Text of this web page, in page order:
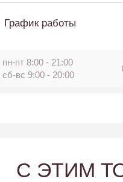
График работы
пн-пт 8:00 - 21:00
сб-вс 9:00 - 20:00
C ЭТИМ